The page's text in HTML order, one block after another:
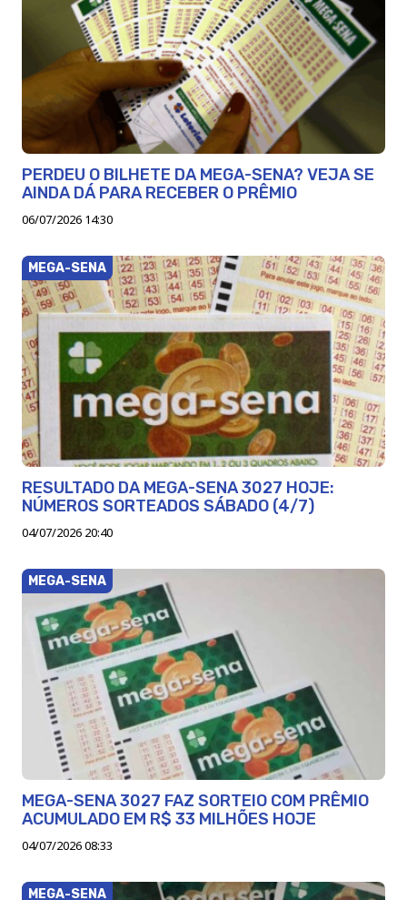
PERDEU O BILHETE DA MEGA-SENA? VEJA SE
AINDA DÁ PARA RECEBER O PRÊMIO
06/07/2026 14:30
MEGA-SENA
RESULTADO DA MEGA-SENA 3027 HOJE:
NÚMEROS SORTEADOS SÁBADO (4/7)
04/07/2026 20:40
MEGA-SENA
MEGA-SENA 3027 FAZ SORTEIO COM PRÊMIO
ACUMULADO EM R$ 33 MILHÕES HOJE
04/07/2026 08:33
MEGA-SENA